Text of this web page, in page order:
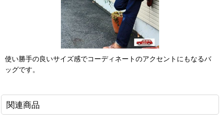
使い勝手の良いサイズ感でコーディネートのアクセントにもなるバ
ッグです。
関連商品